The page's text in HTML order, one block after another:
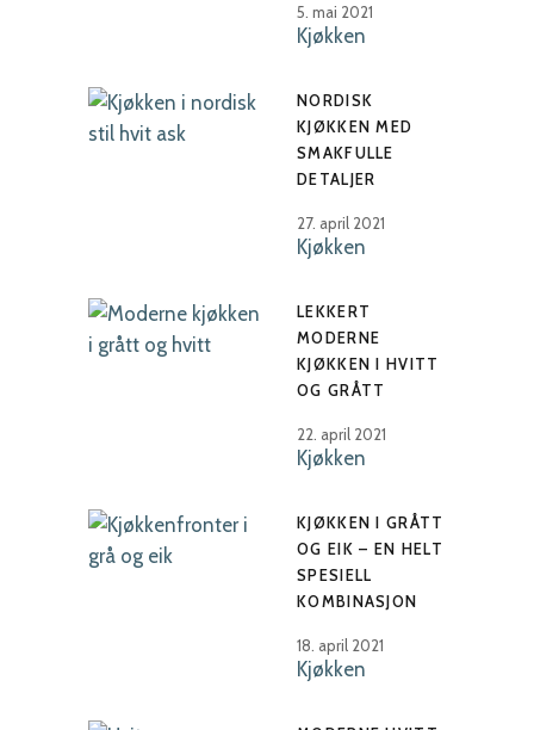
5. mai 2021
Kjøkken
NORDISK
KJØKKEN MED
SMAKFULLE
DETALJER
27. april 2021
Kjøkken
LEKKERT
MODERNE
KJØKKEN I HVITT
OG GRÅTT
22. april 2021
Kjøkken
KJØKKEN I GRÅTT
OG EIK – EN HELT
SPESIELL
KOMBINASJON
18. april 2021
Kjøkken